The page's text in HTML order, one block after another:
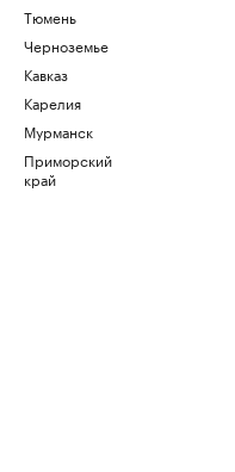
Тюмень
Черноземье
Кавказ
Карелия
Мурманск
Приморский
край